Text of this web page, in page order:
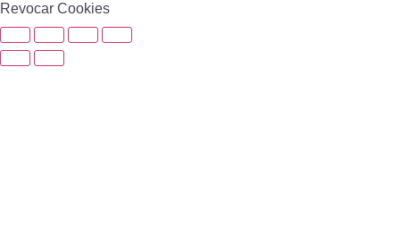
Revocar Cookies